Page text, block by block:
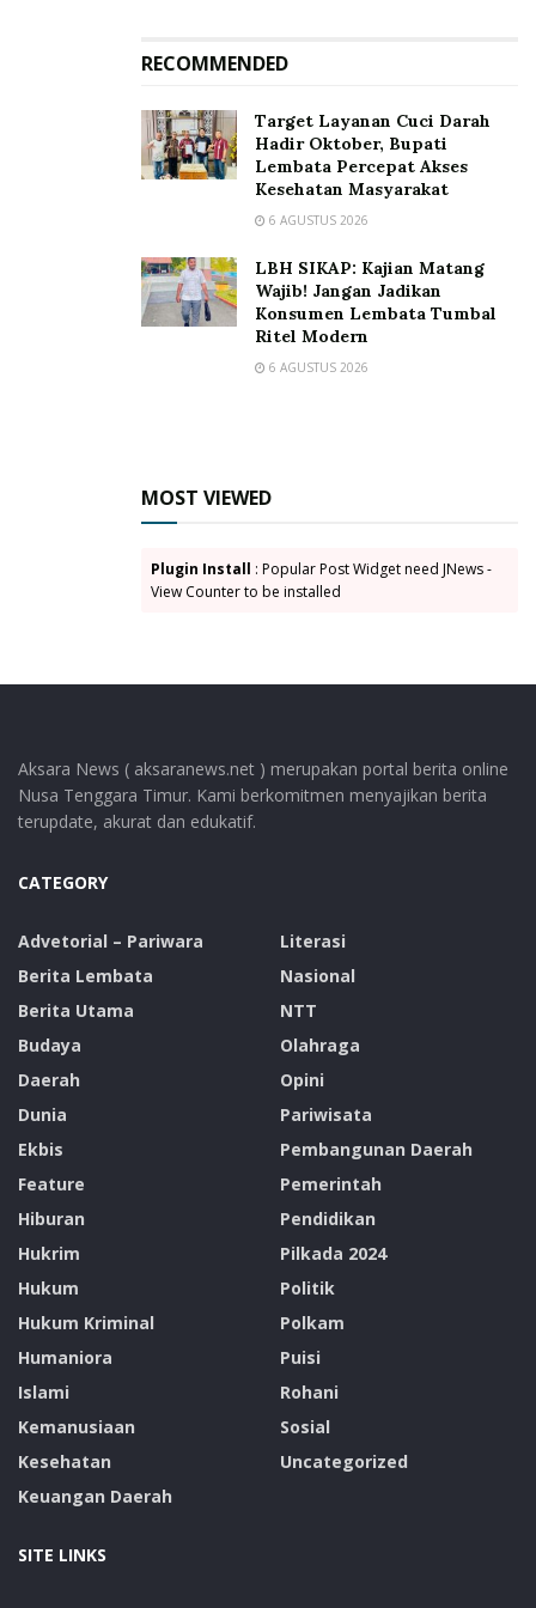
Responsibility”(AA_HBL)
Alwan Arakian
Bawaslu Lembata
Difabel Lembata
Humas Bawaslu Lembata sosialisasi
RECOMMENDED
Target Layanan Cuci Darah
Hadir Oktober, Bupati
Lembata Percepat Akses
Kesehatan Masyarakat
6 AGUSTUS 2026
LBH SIKAP: Kajian Matang
Wajib! Jangan Jadikan
Konsumen Lembata Tumbal
Ritel Modern
6 AGUSTUS 2026
MOST VIEWED
Plugin Install : Popular Post Widget need JNews -
View Counter to be installed
Aksara News ( aksaranews.net ) merupakan portal berita online
Nusa Tenggara Timur. Kami berkomitmen menyajikan berita
terupdate, akurat dan edukatif.
CATEGORY
Advetorial – Pariwara
Berita Lembata
Berita Utama
Budaya
Daerah
Dunia
Ekbis
Feature
Hiburan
Hukrim
Hukum
Hukum Kriminal
Humaniora
Islami
Kemanusiaan
Kesehatan
Keuangan Daerah
Literasi
Nasional
NTT
Olahraga
Opini
Pariwisata
Pembangunan Daerah
Pemerintah
Pendidikan
Pilkada 2024
Politik
Polkam
Puisi
Rohani
Sosial
Uncategorized
SITE LINKS